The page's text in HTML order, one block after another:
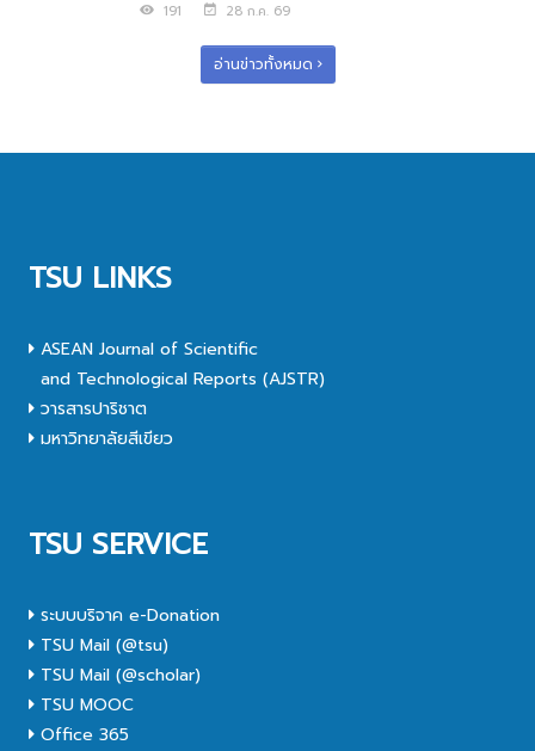
191 28 ก.ค. 69
อ่านข่าวทั้งหมด
TSU LINKS
ASEAN Journal of Scientific
and Technological Reports (AJSTR)
วารสารปาริชาต
มหาวิทยาลัยสีเขียว
TSU SERVICE
ระบบบริจาค e-Donation
TSU Mail (@tsu)
TSU Mail (@scholar)
TSU MOOC
Office 365